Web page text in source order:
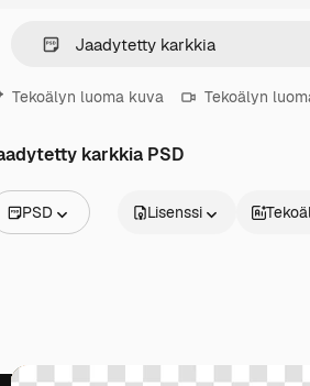
Tekoälyn luoma kuva Tekoälyn
karkkia PSD
PSD Lisenssi